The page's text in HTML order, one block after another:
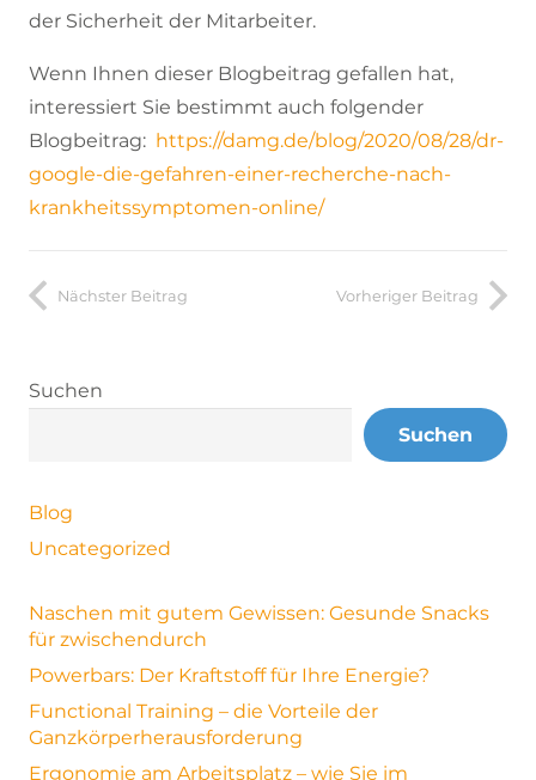
der Sicherheit der Mitarbeiter.
Wenn Ihnen dieser Blogbeitrag gefallen hat,
interessiert Sie bestimmt auch folgender
Blogbeitrag: https://damg.de/blog/2020/08/28/dr-
google-die-gefahren-einer-recherche-nach-
krankheitssymptomen-online/
Nächster Beitrag Vorheriger Beitrag
Suchen
Suchen
Blog
Uncategorized
Naschen mit gutem Gewissen: Gesunde Snacks
für zwischendurch
Powerbars: Der Kraftstoff für Ihre Energie?
Functional Training – die Vorteile der
Ganzkörperherausforderung
Ergonomie am Arbeitsplatz – wie Sie im